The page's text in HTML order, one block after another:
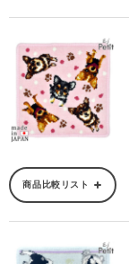
商品比較リスト